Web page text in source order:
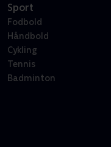
Sport
Fodbold
Håndbold
Cykling
Tennis
Badminton